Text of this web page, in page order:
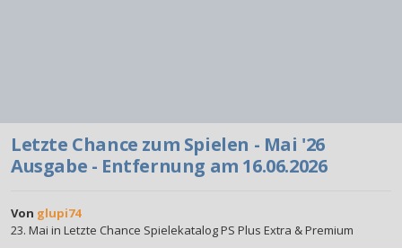
Letzte Chance zum Spielen - Mai '26
Ausgabe - Entfernung am 16.06.2026
Von glupi74
23. Mai in Letzte Chance Spielekatalog PS Plus Extra & Premium